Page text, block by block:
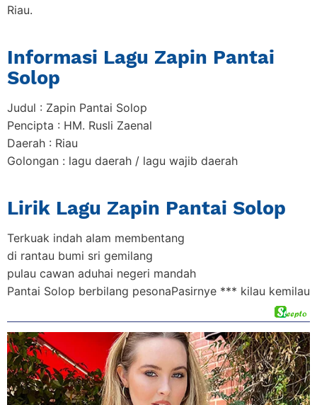
Riau.
Informasi Lagu Zapin Pantai
Solop
Judul : Zapin Pantai Solop
Pencipta : HM. Rusli Zaenal
Daerah : Riau
Golongan : lagu daerah / lagu wajib daerah
Lirik Lagu Zapin Pantai Solop
Terkuak indah alam membentang
di rantau bumi sri gemilang
pulau cawan aduhai negeri mandah
Pantai Solop berbilang pesonaPasirnye *** kilau kemilau